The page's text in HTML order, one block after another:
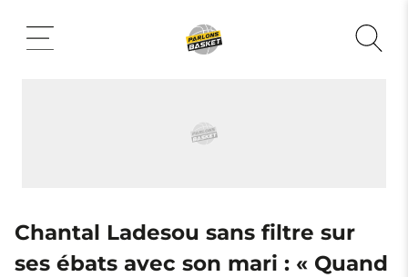
contenu
Chantal Ladesou sans filtre sur
ses ébats avec son mari : « Quand